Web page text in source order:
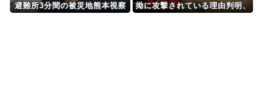
避難所3分間の被災地熊本視察
拗に攻撃されている理由判明、